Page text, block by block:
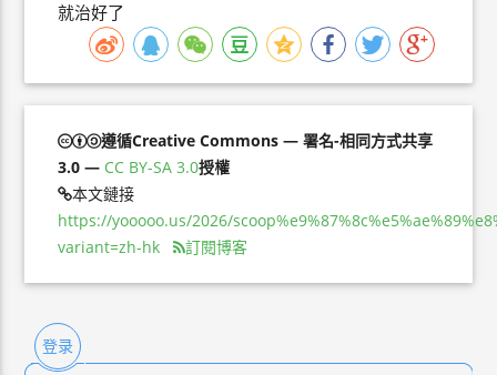
就治好了
遵循Creative Commons — 署名-相同方式共享
3.0 — CC BY-SA 3.0授權
本文鏈接
https://yooooo.us/2026/
variant=zh-hk
訂閱博客
登录